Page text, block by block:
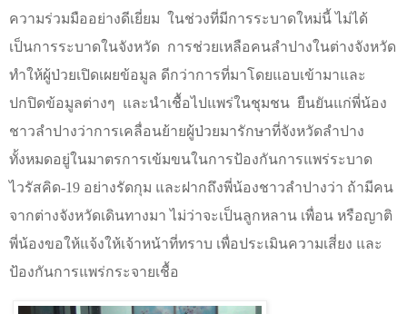
ความร่วมมืออย่างดีเยี่ยม ในช่วงที่มีการระบาดใหม่นี้ ไม่ได้
เป็นการระบาดในจังหวัด การช่วยเหลือคนลำปางในต่างจังหวัด
ทำให้ผู้ป่วยเปิดเผยข้อมูล ดีกว่าการที่มาโดยแอบเข้ามาและ
ปกปิดข้อมูลต่างๆ และนำเชื้อไปแพร่ในชุมชน ยืนยันแก่พี่น้อง
ชาวลำปางว่าการเคลื่อนย้ายผู้ป่วยมารักษาที่จังหวัดลำปาง
ทั้งหมดอยู่ในมาตรการเข้มขนในการป้องกันการแพร่ระบาด
ไวรัสคิด-19 อย่างรัดกุม และฝากถึงพี่น้องชาวลำปางว่า ถ้ามีคน
จากต่างจังหวัดเดินทางมา ไม่ว่าจะเป็นลูกหลาน เพื่อน หรือญาติ
พี่น้องขอให้แจ้งให้เจ้าหน้าที่ทราบ เพื่อประเมินความเสี่ยง และ
ป้องกันการแพร่กระจายเชื้อ